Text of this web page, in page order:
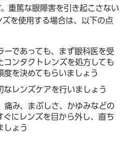
重篤な眼障害を引き起こさない
を使用する場合は、以下の点
であっても、まず眼科医を受
コンタクトレンズを処方しても
度を決めてもらいましょう
レンズケアを行いましょう
み、まぶしさ、かゆみなどの
ぐにレンズを目から外し、直ち
しょう